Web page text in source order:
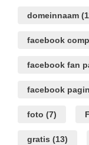
domeinnaam
facebook
facebook fan
facebook
foto (7)
gratis (13)